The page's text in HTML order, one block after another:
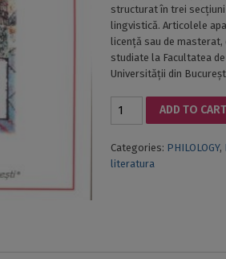
structurat în trei
lingvistică. Articolele
licență sau de
studiate la Facultatea
Universității din
PHILOLOGICA
Unity
and
ADD TO CART
Categories: PHILOLOGY,
literatura